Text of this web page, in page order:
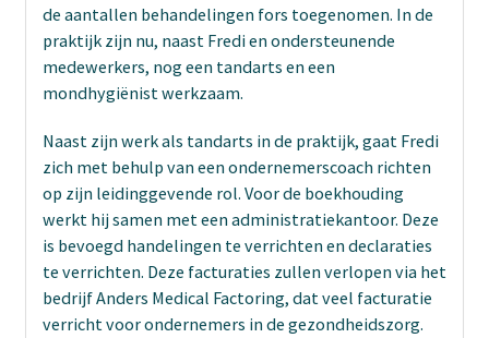
de aantallen behandelingen fors toegenomen. In de
praktijk zijn nu, naast Fredi en ondersteunende
medewerkers, nog een tandarts en een
mondhygiënist werkzaam.
Naast zijn werk als tandarts in de praktijk, gaat Fredi
zich met behulp van een ondernemerscoach richten
op zijn leidinggevende rol. Voor de boekhouding
werkt hij samen met een administratiekantoor. Deze
is bevoegd handelingen te verrichten en declaraties
te verrichten. Deze facturaties zullen verlopen via het
bedrijf Anders Medical Factoring, dat veel facturatie
verricht voor ondernemers in de gezondheidszorg.